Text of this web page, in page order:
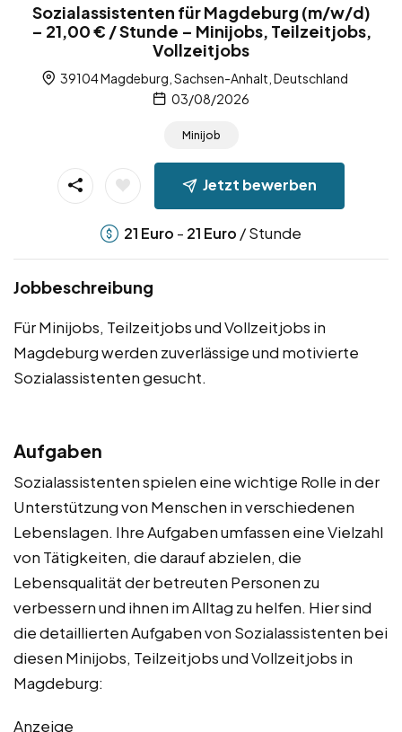
Sozialassistenten für Magdeburg (m/w/d)
– 21,00 € / Stunde – Minijobs, Teilzeitjobs,
Vollzeitjobs
39104 Magdeburg, Sachsen-Anhalt, Deutschland
03/08/2026
Minijob
Jetzt bewerben
21 Euro - 21 Euro / Stunde
Jobbeschreibung
Für Minijobs, Teilzeitjobs und Vollzeitjobs in
Magdeburg werden zuverlässige und motivierte
Sozialassistenten gesucht.
Aufgaben
Sozialassistenten spielen eine wichtige Rolle in der
Unterstützung von Menschen in verschiedenen
Lebenslagen. Ihre Aufgaben umfassen eine Vielzahl
von Tätigkeiten, die darauf abzielen, die
Lebensqualität der betreuten Personen zu
verbessern und ihnen im Alltag zu helfen. Hier sind
die detaillierten Aufgaben von Sozialassistenten bei
diesen Minijobs, Teilzeitjobs und Vollzeitjobs in
Magdeburg:
Anzeige